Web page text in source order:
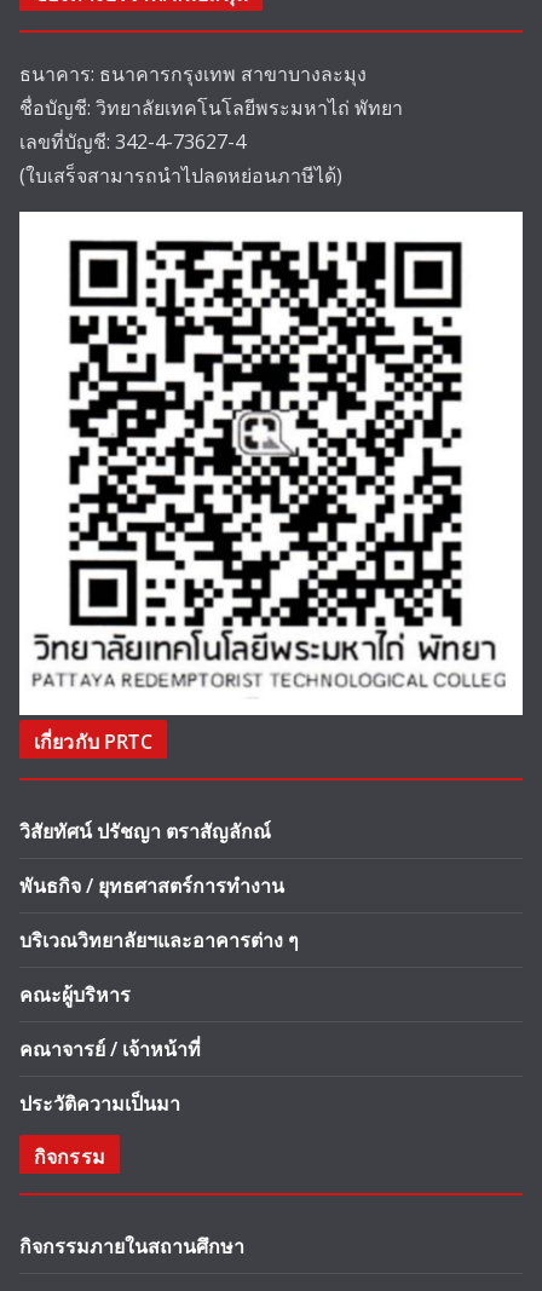
ธนาคาร: ธนาคารกรุงเทพ สาขาบางละมุง
ชื่อบัญชี: วิทยาลัยเทคโนโลยีพระมหาไถ่ พัทยา
เลขที่บัญชี: 342-4-73627-4
(ใบเสร็จสามารถนำไปลดหย่อนภาษีได้)
เกี่ยวกับ PRTC
วิสัยทัศน์ ปรัชญา ตราสัญลักณ์
พันธกิจ / ยุทธศาสตร์การทำงาน
บริเวณวิทยาลัยฯและอาคารต่าง ๆ
คณะผู้บริหาร
คณาจารย์ / เจ้าหน้าที่
ประวัติความเป็นมา
กิจกรรม
กิจกรรมภายในสถานศึกษา